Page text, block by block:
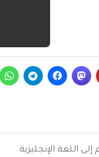
اللغة الإنجليزية